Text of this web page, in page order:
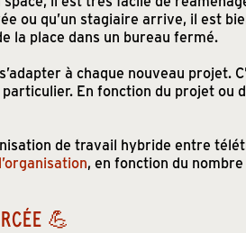
ou qu’un stagiaire arrive, il est
la place dans un bureau fermé.
à chaque nouveau projet.
En fonction du projet ou
de travail hybride entre
, en fonction du
💪